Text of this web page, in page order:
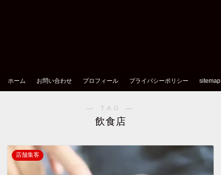
ホーム お問い合わせ プロフィール プライバシーポリシー sitemap
― TAG ―
飲食店
店舗集客